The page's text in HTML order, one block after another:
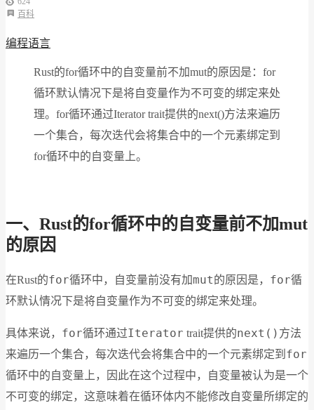
百科
编程语言
Rust的for循环中的自变量前不加mut的原因是：for
循环默认情况下是将自变量作为不可变的绑定来处
理。for循环通过Iterator trait提供的next()方法来遍历
一个集合，每次迭代会将集合中的一个元素绑定到
for循环中的自变量上。
一、Rust的for循环中的自变量前不加mut
的原因
在Rust的for循环中，自变量前没有加mut的原因是， for循
环默认情况下是将自变量作为不可变的绑定来处理。
具体来说， for循环通过Iterator trait提供的next() 方法
来遍历一个集合，每次迭代会将集合中的一个元素绑定到 for
循环中的自变量上，因此在这个过程中，自变量被认为是一个
不可变的绑定，这意味着在循环体内不能修改自变量所绑定的